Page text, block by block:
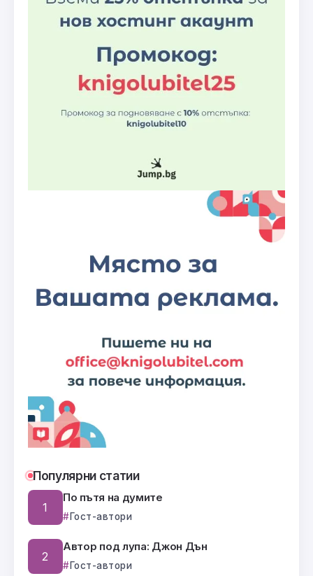
Популярни статии
По пътя на думите
Гост-автори
Автор под лупа: Джон Дън
Гост-автори